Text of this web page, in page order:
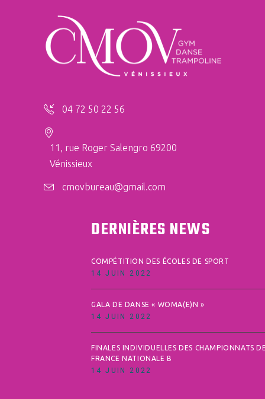
04 72 50 22 56
11, rue Roger Salengro 69200
Vénissieux
cmovbureau@gmail.com
DERNIÈRES NEWS
COMPÉTITION DES ÉCOLES DE SPORT
14 JUIN 2022
GALA DE DANSE « WOMA(E)N »
14 JUIN 2022
FINALES INDIVIDUELLES DES CHAMPIONNATS
FRANCE NATIONALE B
14 JUIN 2022